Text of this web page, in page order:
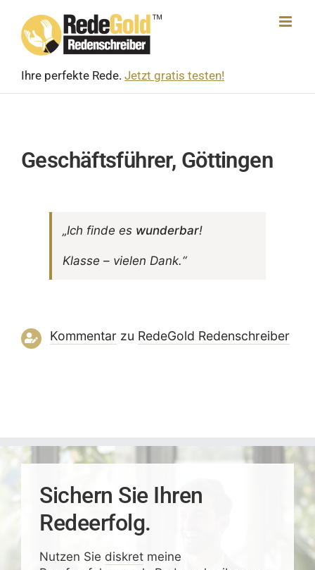
content
Ihre perfekte Rede. Jetzt gratis testen!
Geschäftsführer, Göttingen
„Ich finde es wunderbar!
Klasse – vielen Dank.“
Kommentarzu RedeGold Reden­schreiber
Sichern Sie Ihren
Redeerfolg.
Nutzen Sie diskretmeine